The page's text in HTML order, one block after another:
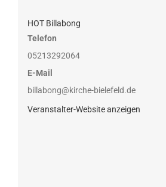
HOT Billabong
Telefon
05213292064
E-Mail
billabong@kirche-bielefeld.de
Veranstalter-Website anzeigen